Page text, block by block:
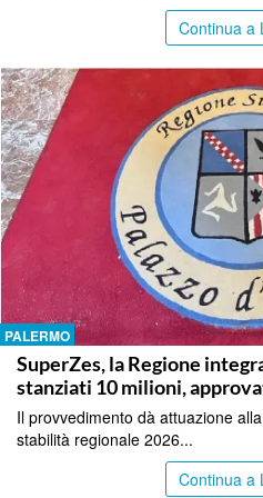
Continua a
PALERMO
SuperZes, la Regione
stanziati 10 milioni,
Il provvedimento dà attuazione
stabilità regionale 2026...
Continua a